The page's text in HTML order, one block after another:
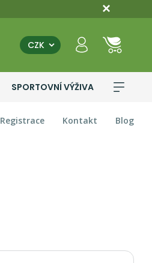
CZK
SPORTOVNÍ VÝŽIVA
Registrace Kontakt Blog